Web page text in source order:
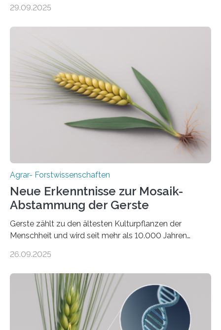
mehrjährigen Vergleichsstudie von Forschenden der
nach nachhaltigen Alternativen zur Energiegewinnung
aus landwirtschaftlichen Kulturen ist ein zentrales
Anliegen im Zuge der europäischen Klimaziele, bis
2050 klimaneutral zu werden. In Deutschland dominiert
bislang der Mais als Energiepflanze, doch sein Anbau
bringt ökologische Herausforderungen mit sich:
Bodenerosion, Nährstoffauswaschung und…
29.09.2025
Agrar- Forstwissenschaften
Neue Erkenntnisse zur Mosaik-
Abstammung der Gerste
Gerste zählt zu den ältesten Kulturpflanzen der
Menschheit und wird seit mehr als 10.000 Jahren
einzigen Ort domestiziert wurde. Eine neue Studie eines
Instituts für Pflanzengenetik und
Kulturpflanzenforschung (IPK) zeigt, dass die heutige
Gerste aus verschiedenen Wildpopulationen im
sogenannten Fruchtbaren Halbmond hervorgegangen
26.09.2025